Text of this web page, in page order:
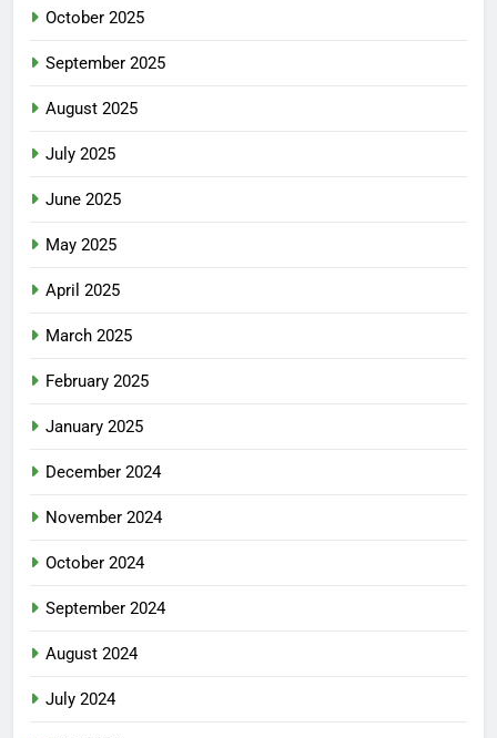
October 2025
September 2025
August 2025
July 2025
June 2025
May 2025
April 2025
March 2025
February 2025
January 2025
December 2024
November 2024
October 2024
September 2024
August 2024
July 2024